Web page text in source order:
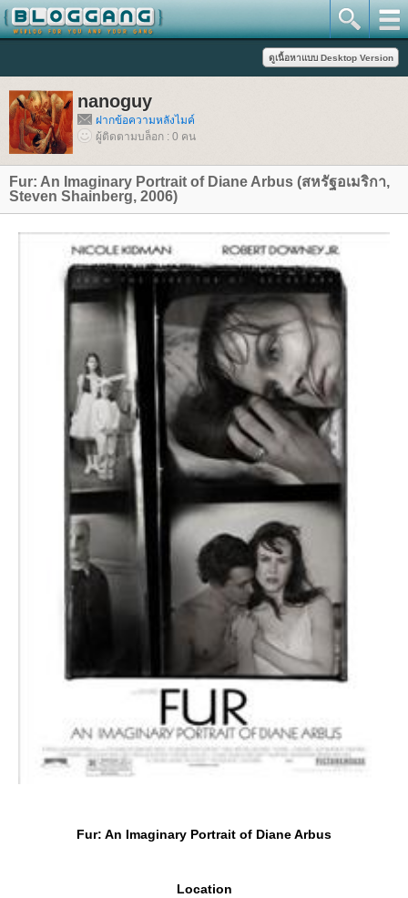
nanoguy
ฝากข้อความหลังไมค์
ผู้ติดตามบล็อก : 0 คน
Fur: An Imaginary Portrait of Diane Arbus (สหรัฐอเมริกา,
Steven Shainberg, 2006)
Fur: An Imaginary Portrait of Diane Arbus
Location